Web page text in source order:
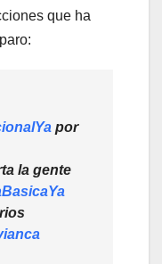
que ha
por
la gente